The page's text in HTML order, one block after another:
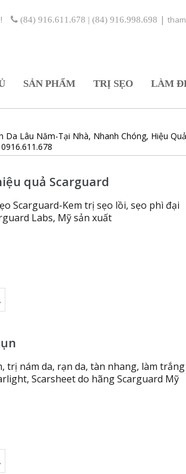
(84) 916.611.678 | (84) 916.998.698 |
SẢN PHẨM TRỊ SẸO LÀM
Lâu Năm-Tại Nhà, Nhanh Chóng, Hiệu
quả Scarguard
Scarguard-Kem trị sẹo lồi, sẹo phì đại
Labs, Mỹ sản xuất
trị nám da, rạn da, tàn nhang, làm trắng
Scarsheet do hãng Scarguard Mỹ